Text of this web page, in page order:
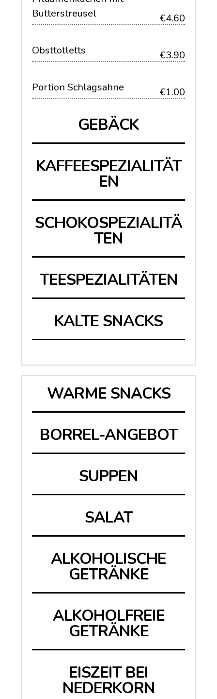
Butterstreusel
€4.60
Obsttotletts €3.90
Portion Schlagsahne €1.00
GEBÄCK
KAFFEESPEZIALITÄT
EN
SCHOKOSPEZIALITÄ
TEN
TEESPEZIALITÄTEN
KALTE SNACKS
WARME SNACKS
BORREL-ANGEBOT
SUPPEN
SALAT
ALKOHOLISCHE
GETRÄNKE
ALKOHOLFREIE
GETRÄNKE
EISZEIT BEI
NEDERKORN